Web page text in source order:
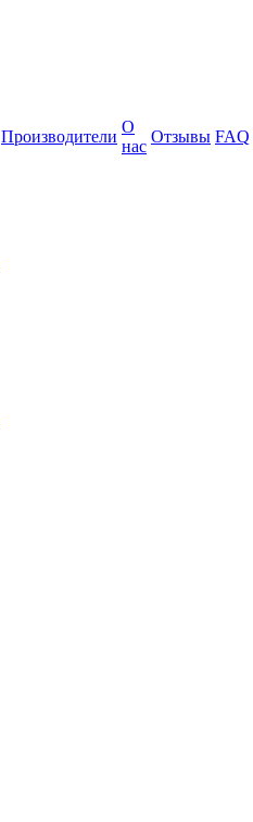
Производители
О
нас
Отзывы FAQ